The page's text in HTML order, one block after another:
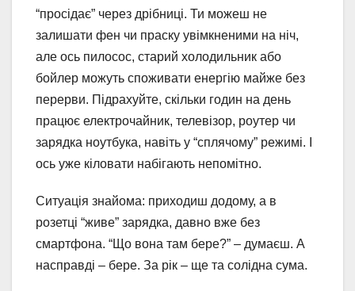
“просідає” через дрібниці. Ти можеш не
залишати фен чи праску увімкненими на ніч,
але ось пилосос, старий холодильник або
бойлер можуть споживати енергію майже без
перерви. Підрахуйте, скільки годин на день
працює електрочайник, телевізор, роутер чи
зарядка ноутбука, навіть у “сплячому” режимі. І
ось уже кіловати набігають непомітно.
Ситуація знайома: приходиш додому, а в
розетці “живе” зарядка, давно вже без
смартфона. “Що вона там бере?” – думаєш. А
насправді – бере. За рік – ще та солідна сума.